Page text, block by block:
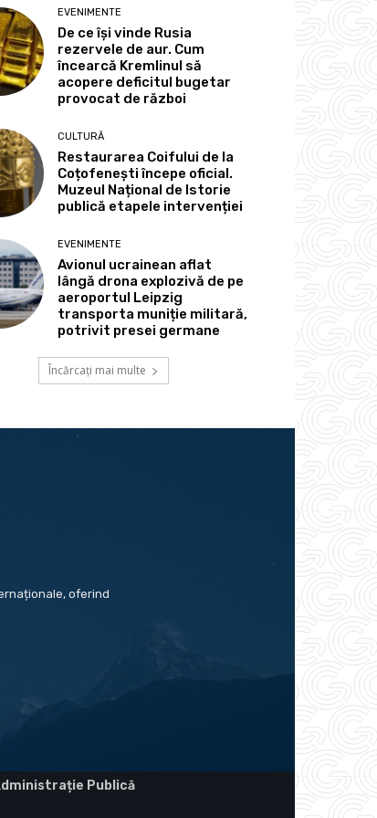
EVENIMENTE
De ce își vinde Rusia
rezervele de aur. Cum
încearcă Kremlinul să
acopere deficitul bugetar
provocat de război
CULTURĂ
Restaurarea Coifului de la
Coțofenești începe oficial.
Muzeul Național de Istorie
publică etapele intervenției
EVENIMENTE
Avionul ucrainean aflat
lângă drona explozivă de pe
aeroportul Leipzig
transporta muniție militară,
potrivit presei germane
Încărcați mai multe
oferind
Publică